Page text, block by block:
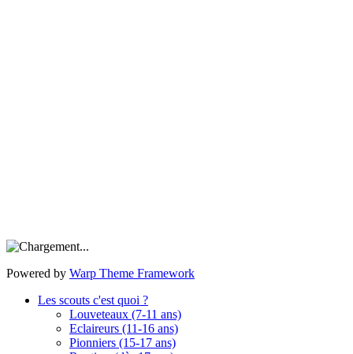
Powered by Warp Theme Framework
Les scouts c'est quoi ?
Louveteaux (7-11 ans)
Eclaireurs (11-16 ans)
Pionniers (15-17 ans)